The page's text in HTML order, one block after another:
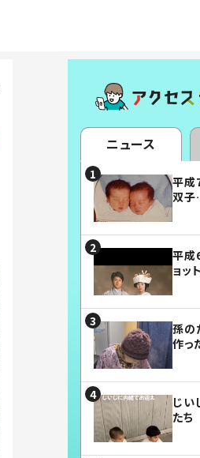
ニュース
平成
双子
平成
ョ
孫の
作っ
じい
た